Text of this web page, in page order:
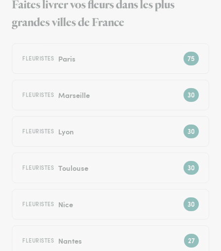
Faites livrer vos fleurs dans les plus
grandes villes de France
FLEURISTES Paris
FLEURISTES Marseille
FLEURISTES Lyon
FLEURISTES Toulouse
FLEURISTES Nice
FLEURISTES Nantes